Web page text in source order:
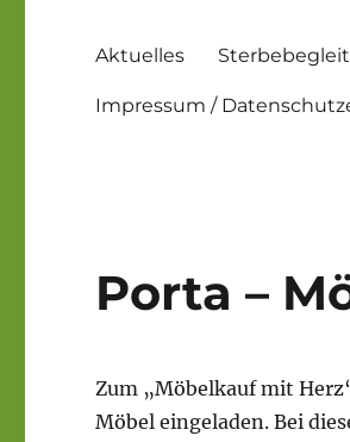
Aktuelles
Impressum /
Porta –
Zum „Möbelkauf mit
Möbel eingeladen. Bei